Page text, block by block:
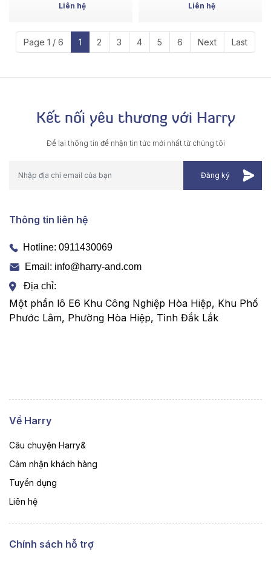
Liên hệ
Liên hệ
Page 1 / 6 1 2 3 4 5 6 Next Last
Kết nối yêu thương với Harry
Để lại thông tin để nhận tin tức mới nhất từ chúng tôi
Thông tin liên hệ
Hotline: 0911430069
Email: info@harry-and.com
Địa chỉ:
Một phần lô E6 Khu Công Nghiệp Hòa Hiệp, Khu Phố
Phước Lâm, Phường Hòa Hiệp, Tỉnh Đắk Lắk
Về Harry
Câu chuyện Harry&
Cảm nhận khách hàng
Tuyển dụng
Liên hệ
Chính sách hỗ trợ